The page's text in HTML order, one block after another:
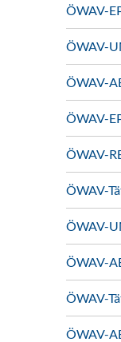
ÖWAV-
ÖWAV-
ÖWAV-
ÖWAV-
ÖWAV-
ÖWAV-
ÖWAV-
ÖWAV-
ÖWAV-
ÖWAV-